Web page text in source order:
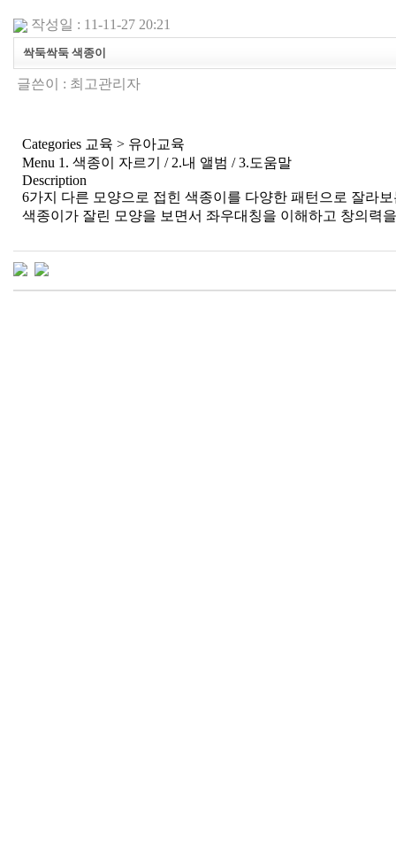
작성일 : 11-11-27 20:21
싹둑싹둑 색종이
글쓴이 : 최고관리자
Categories 교육 > 유아교육
Menu 1. 색종이 자르기 / 2.내 앨범 / 3.도움말
Description
6가지 다른 모양으로 접힌 색종이를 다양한 패턴으로 잘라
색종이가 잘린 모양을 보면서 좌우대칭을 이해하고 창의력